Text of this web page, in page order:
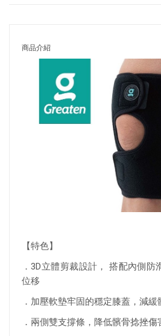
商品介紹
【特色】
．3D立體剪裁設計， 搭配內側
位移
．加壓軟墊牢固的穩定膝蓋，減緩
．兩側雙支撐條，降低髕骨捻挫